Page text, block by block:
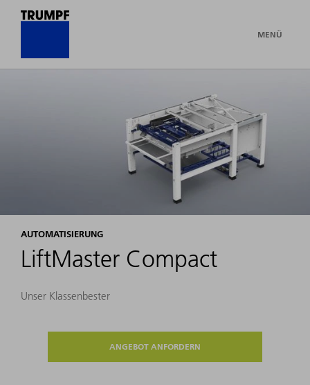
MENÜ
AUTOMATISIERUNG
LiftMaster Compact
Unser Klassenbester
ANGEBOT ANFORDERN